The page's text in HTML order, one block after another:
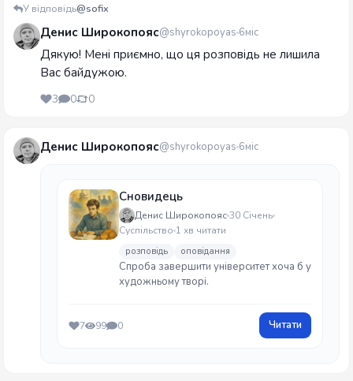
У відповідь@sofix
Денис Широкопояс@shyrokopoyas 6міс
Дякую! Мені приємно, що ця розповідь не лишила
Вас байдужою.
3 0 0
Денис Широкопояс@shyrokopoyas 6міс
Сновидець
Денис Широкопояс30 Січень
Суспільство 1 хв читати
розповідь оповідання
Спроба завершити університет хоча б у
художньому творі.
7 99 0 Читати